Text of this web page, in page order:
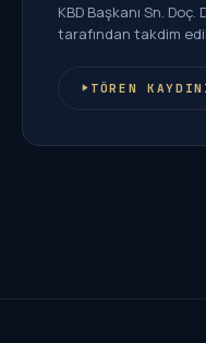
KBD Başkanı Sn.
tarafından takdim
TÖREN